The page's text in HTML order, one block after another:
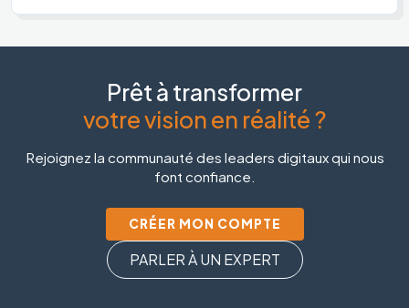
Prêt à transformer
votre vision en réalité ?
Rejoignez la communauté des leaders digitaux qui nous
font confiance.
CRÉER MON COMPTE
PARLER À UN EXPERT